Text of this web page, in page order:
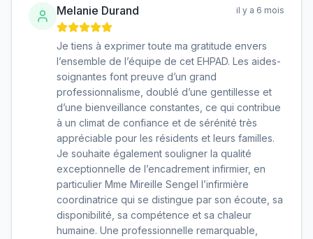
Melanie Durand il y a 6 mois
Je tiens à exprimer toute ma gratitude envers
l’ensemble de l’équipe de cet EHPAD. Les aides-
soignantes font preuve d’un grand
professionnalisme, doublé d’une gentillesse et
d’une bienveillance constantes, ce qui contribue
à un climat de confiance et de sérénité très
appréciable pour les résidents et leurs familles.
Je souhaite également souligner la qualité
exceptionnelle de l’encadrement infirmier, en
particulier Mme Mireille Sengel l’infirmière
coordinatrice qui se distingue par son écoute, sa
disponibilité, sa compétence et sa chaleur
humaine. Une professionnelle remarquable,